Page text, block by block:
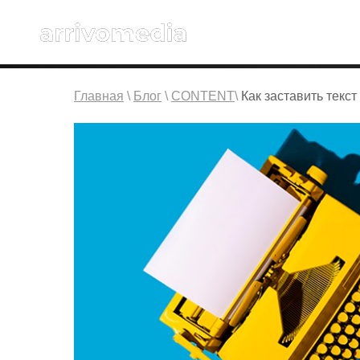
Главная \ Блог \ CONTENT\ Как заставить